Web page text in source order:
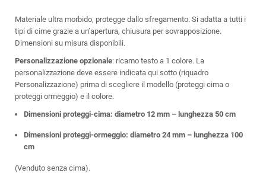
Materiale ultra morbido, protegge dallo sfregamento. Si adatta a tutti i
tipi di cime grazie a un’apertura, chiusura per sovrapposizione.
Dimensioni su misura disponibili.
Personalizzazione opzionale: ricamo testo a 1 colore. La
personalizzazione deve essere indicata qui sotto (riquadro
Personalizzazione) prima di scegliere il modello (proteggi cima o
proteggi ormeggio) e il colore.
Dimensioni proteggi-cima: diametro 12 mm – lunghezza 50 cm
Dimensioni proteggi-ormeggio: diametro 24 mm – lunghezza 100
cm
(Venduto senza cima).